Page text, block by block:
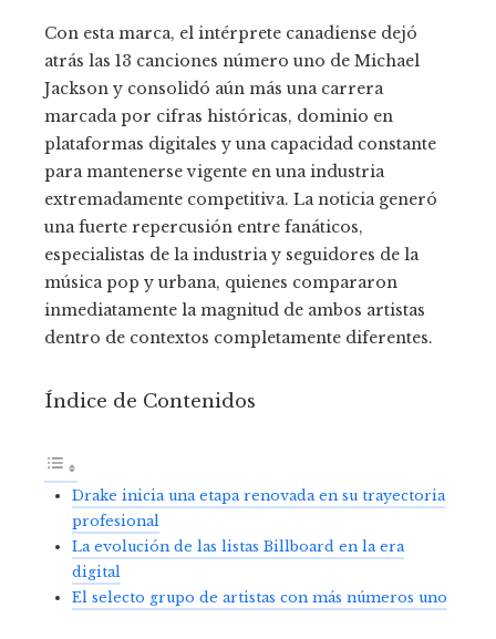
Con esta marca, el intérprete canadiense dejó
atrás las 13 canciones número uno de Michael
Jackson y consolidó aún más una carrera
marcada por cifras históricas, dominio en
plataformas digitales y una capacidad constante
para mantenerse vigente en una industria
extremadamente competitiva. La noticia generó
una fuerte repercusión entre fanáticos,
especialistas de la industria y seguidores de la
música pop y urbana, quienes compararon
inmediatamente la magnitud de ambos artistas
dentro de contextos completamente diferentes.
Índice de Contenidos
Drake inicia una etapa renovada en su trayectoria
profesional
La evolución de las listas Billboard en la era
digital
El selecto grupo de artistas con más números uno